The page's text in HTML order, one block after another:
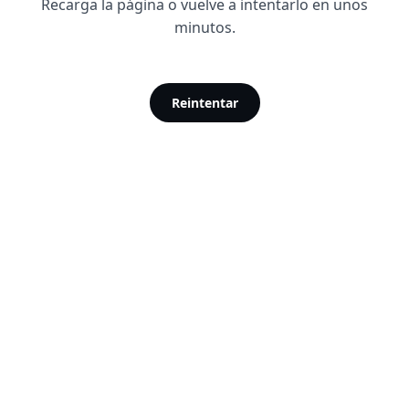
Recarga la página o vuelve a intentarlo en unos
minutos.
Reintentar